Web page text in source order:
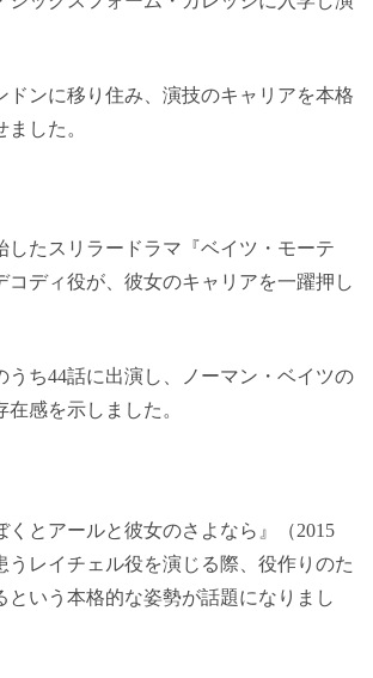
ドンに移り住み、演技のキャリアを本格
した。
したスリラードラマ『ベイツ・モーテ
コディ役が、彼女のキャリアを一躍押し
うち44話に出演し、ノーマン・ベイツの
感を示しました。
くとアールと彼女のさよなら』（2015
うレイチェル役を演じる際、役作りのた
という本格的な姿勢が話題になりまし